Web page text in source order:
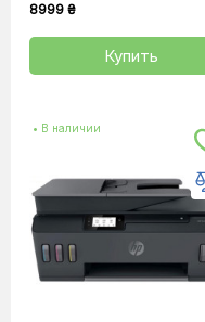
8999 ₴
Купить
• В наличии